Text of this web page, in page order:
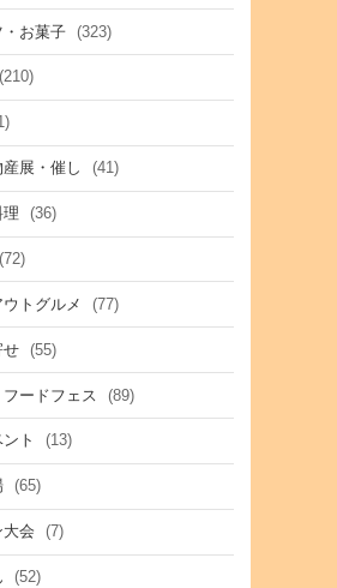
・お菓子 (323)
(210)
産展・催し (41)
理 (36)
(72)
トグルメ (77)
せ (55)
ードフェス (89)
ト (13)
(65)
大会 (7)
(52)